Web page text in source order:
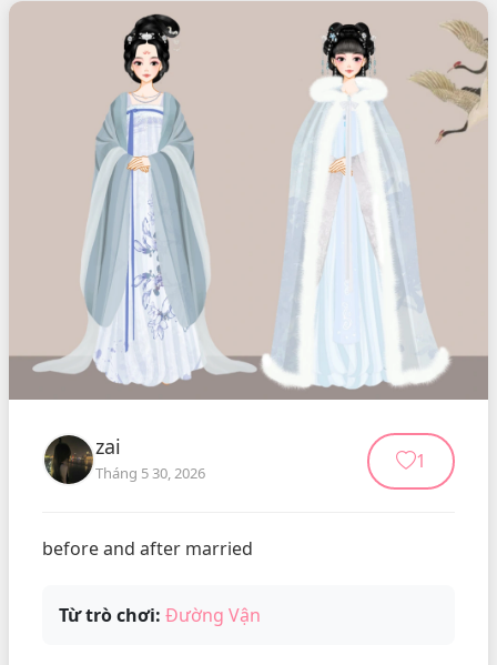
zai
Tháng 5 30, 2026 1
before and after married
Từ trò chơi: Đường Vận